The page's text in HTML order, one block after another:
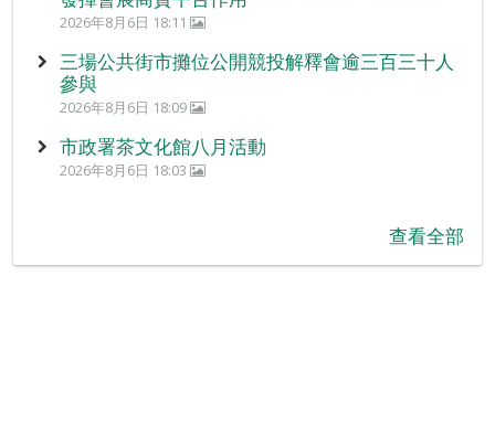
2026年8月6日 18:11
三場公共街市攤位公開競投解釋會逾三百三十人
參與
2026年8月6日 18:09
市政署茶文化館八月活動
2026年8月6日 18:03
查看全部